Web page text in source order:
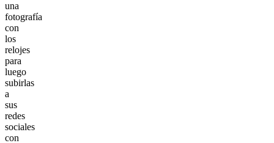
una
fotografía
con
los
relojes
para
luego
subirlas
a
sus
redes
sociales
con